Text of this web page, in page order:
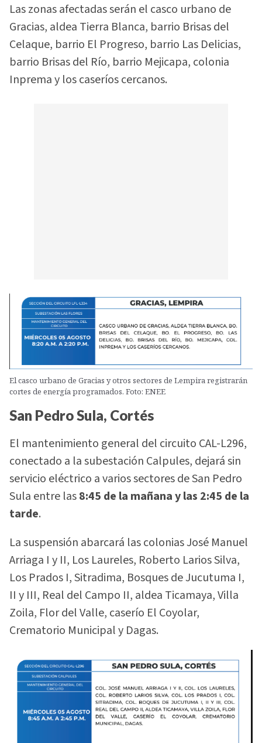
Las zonas afectadas serán el casco urbano de
Gracias, aldea Tierra Blanca, barrio Brisas del
Celaque, barrio El Progreso, barrio Las Delicias,
barrio Brisas del Río, barrio Mejicapa, colonia
Inprema y los caseríos cercanos.
El casco urbano de Gracias y otros sectores de Lempira registrarán
cortes de energía programados. Foto: ENEE
San Pedro Sula, Cortés
El mantenimiento general del circuito CAL-L296,
conectado a la subestación Calpules, dejará sin
servicio eléctrico a varios sectores de San Pedro
Sula entre las8:45 de la mañana y las 2:45 de la
tarde.
La suspensión abarcará las colonias José Manuel
Arriaga I y II, Los Laureles, Roberto Larios Silva,
Los Prados I, Sitradima, Bosques de Jucutuma I,
II y III, Real del Campo II, aldea Ticamaya, Villa
Zoila, Flor del Valle, caserío El Coyolar,
Crematorio Municipal y Dagas.